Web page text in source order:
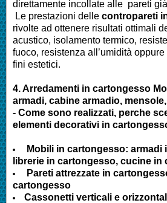
direttamente incollate alle pareti
Le prestazioni delle contropareti
rivolte ad ottenere risultati ottimali
acustico, isolamento termico,
fuoco, resistenza all’umidità
fini estetici.
4.Arredamenti in cartongesso
armadi, cabine armadio,
- Come sono realizzati, perche
elementi decorativi in
Mobili in cartongesso: armadi
librerie in cartongesso, cucine in
Pareti attrezzate in
cartongesso
Cassonetti verticali e